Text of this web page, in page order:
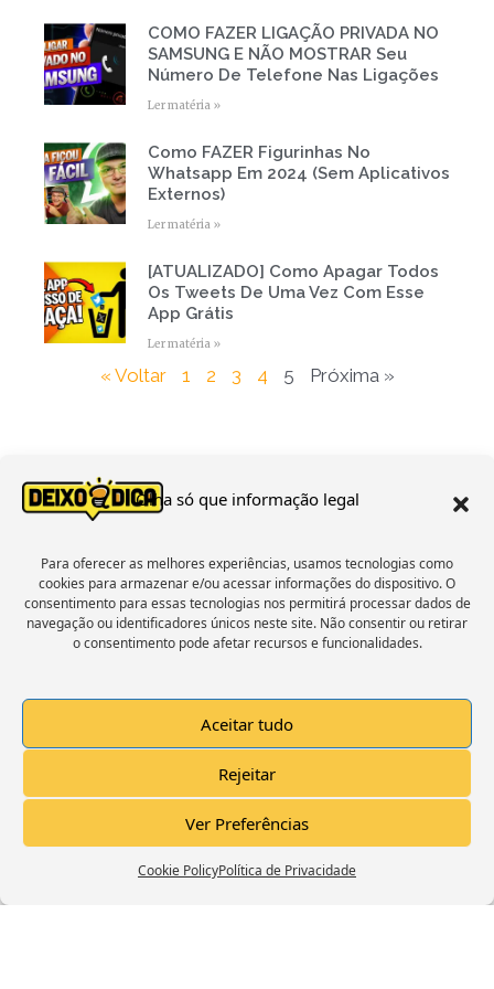
Olha só que informação legal
Para oferecer as melhores experiências, usamos tecnologias como
cookies para armazenar e/ou acessar informações do dispositivo. O
consentimento para essas tecnologias nos permitirá processar dados de
navegação ou identificadores únicos neste site. Não consentir ou retirar
o consentimento pode afetar recursos e funcionalidades.
Aceitar tudo
Rejeitar
Ver Preferências
Cookie PolicyPolítica de Privacidade
COMO FAZER LIGAÇÃO PRIVADA NO
SAMSUNG E NÃO MOSTRAR Seu
Número De Telefone Nas Ligações
Ler matéria »
Como FAZER Figurinhas No
Whatsapp Em 2024 (Sem Aplicativos
Externos)
Ler matéria »
[ATUALIZADO] Como Apagar Todos
Os Tweets De Uma Vez Com Esse
App Grátis
Ler matéria »
« Voltar 1 2 3 4 5 Próxima »
Estamos No Facebook
Click to accept marketing cookies and
enable this content
Trailer Canal Deixo A Dica